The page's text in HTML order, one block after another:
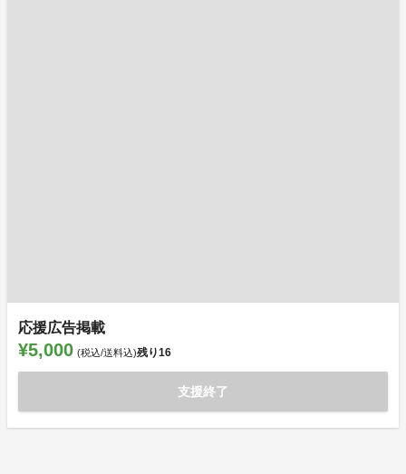
応援広告掲載
¥5,000 (税込/送料込)残り16
支援終了